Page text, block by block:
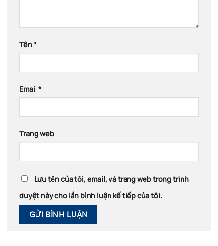
Tên*
Email *
Trang web
Lưu tên của tôi, email, và trang web trong trình
duyệt này cho lần bình luận kế tiếp của tôi.